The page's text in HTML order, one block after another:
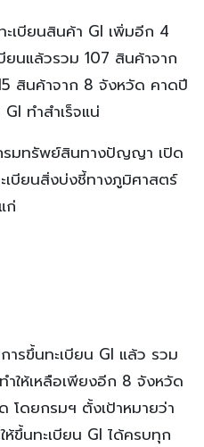
บียนสินค้า GI เพิ่มอีก 4
ยนแล้วรวม 107 สินค้าจาก
สินค้าจาก 8 จังหวัด คาดปี
ทำสำเร็จแน่
มทรัพย์สินทางปัญญา เปิด
เบียนสิ่งบ่งชี้ทางภูมิศาสตร์
ก่
ารขึ้นทะเบียน GI แล้ว รวม
ให้เหลือเพียงอีก 8 จังหวัด
โดยกรมฯ ตั้งเป้าหมายว่า
ขึ้นทะเบียน GI ได้ครบทุก